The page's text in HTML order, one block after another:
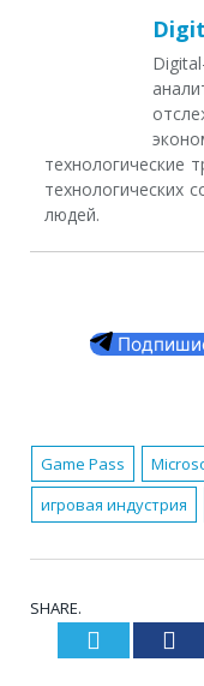
технологические
технологических
людей.
Game Pass
игровая индустрия
SHARE.
Twitter